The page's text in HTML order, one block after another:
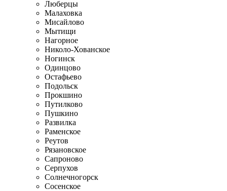
Люберцы
Малаховка
Мисайлово
Мытищи
Нагорное
Николо-Хованское
Ногинск
Одинцово
Остафьево
Подольск
Прокшино
Путилково
Пушкино
Развилка
Раменское
Реутов
Рязановское
Сапроново
Серпухов
Солнечногорск
Сосенское